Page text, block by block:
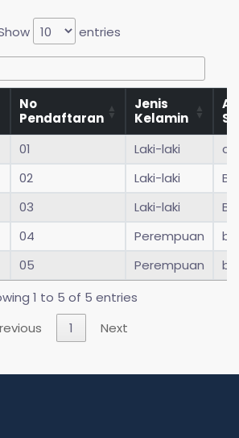
entries
No
Pendaftaran
Jenis
Kelamin
01 Laki-laki
02 Laki-laki
03 Laki-laki
04 Perempuan
05 Perempuan
1 to 5 of 5 entries
1 Next